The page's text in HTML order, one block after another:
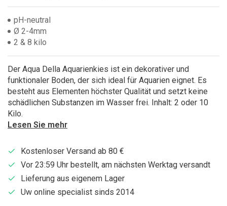
pH-neutral
Ø 2-4mm
2 & 8 kilo
Der Aqua Della Aquarienkies ist ein dekorativer und
funktionaler Boden, der sich ideal für Aquarien eignet. Es
besteht aus Elementen höchster Qualität und setzt keine
schädlichen Substanzen im Wasser frei. Inhalt: 2 oder 10
Kilo.
Lesen Sie mehr
Kostenloser Versand ab 80 €
Vor 23:59 Uhr bestellt, am nächsten Werktag versandt
Lieferung aus eigenem Lager
Uw online specialist sinds 2014